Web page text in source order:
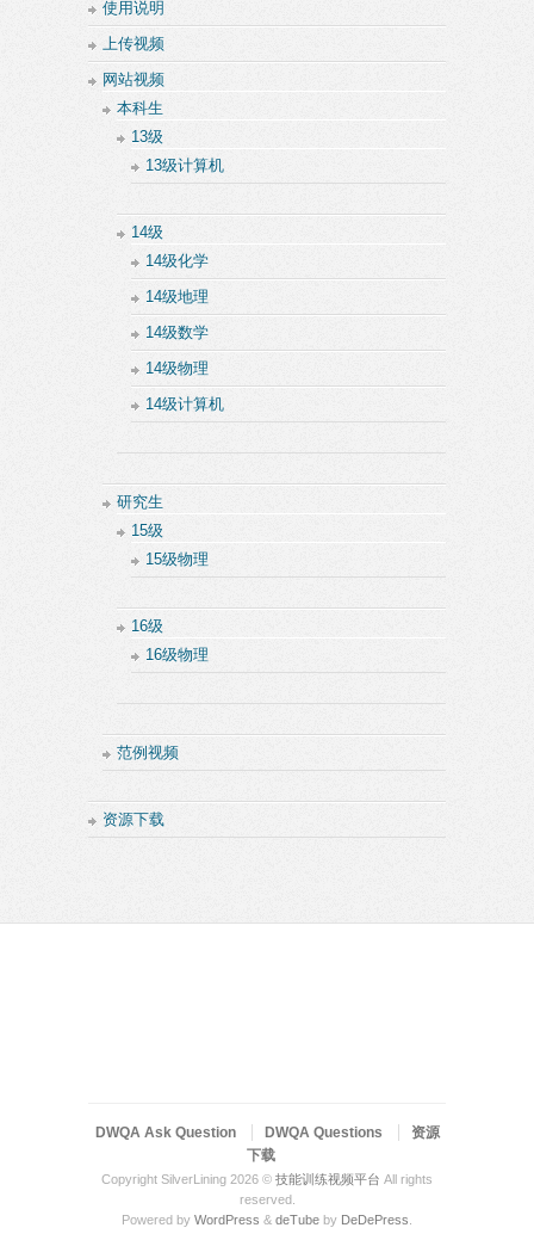
使用说明
上传视频
网站视频
本科生
13级
13级计算机
14级
14级化学
14级地理
14级数学
14级物理
14级计算机
研究生
15级
15级物理
16级
16级物理
范例视频
资源下载
DWQA Ask Question DWQA Questions
资源
下载
Copyright SilverLining 2026 © 技能训练视频平台 All rights
reserved.
Powered by WordPress & deTube by DeDePress